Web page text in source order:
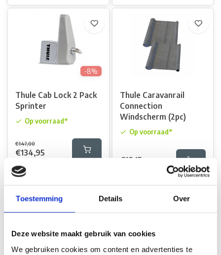
Toestemming Details Over
Deze website maakt gebruik van cookies
We gebruiken cookies om content en advertenties te
-8%
Thule Cab Lock 2 Pack
Sprinter
Op voorraad*
€147,00
€134,95
Thule Caravanrail
Connection
Windscherm (2pc)
Op voorraad*
€18,15